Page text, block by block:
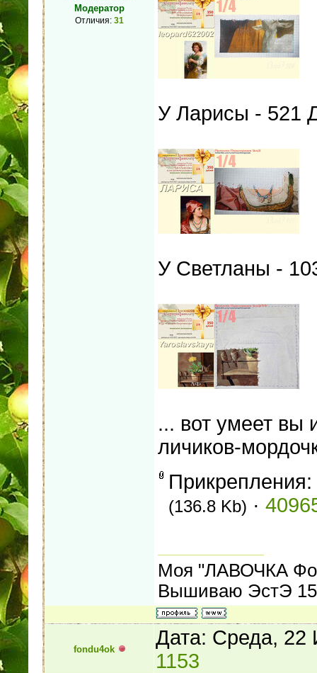
Модератор
Отличия: 31
У Ларисы - 521
У Светланы -
... вот умеет вы
личиков-
Прикрепления:
(136.8 Kb) ·
Моя "ЛАВОЧКА
Вышиваю ЭстЭ
fondu4ok
Дата: Среда,
1153